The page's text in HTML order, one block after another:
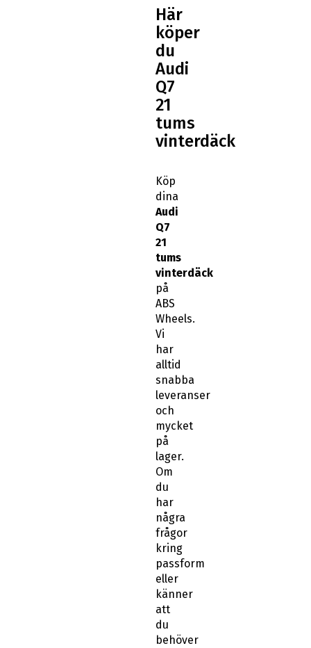
köper
du
Audi
Q7
21
tums
vinterdäck
dina
Audi
Q7
21
tums
vinterdäck
på
ABS
Wheels.
Vi
har
alltid
snabba
leveranser
och
mycket
på
lager.
Om
du
har
några
frågor
kring
passform
eller
känner
att
du
behöver
hjälp